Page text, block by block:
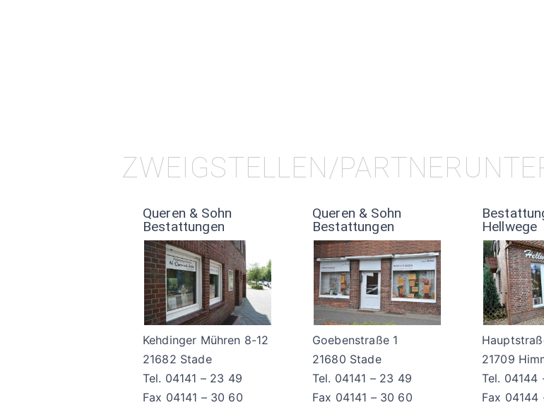
ZWEIGSTELLEN/
Queren & Sohn
Bestattungen
Kehdinger Mühren 8-12
21682 Stade
Tel. 04141 – 23 49
Fax 04141 – 30 60
Queren & Sohn
Bestattungen
Goebenstraße 1
21680 Stade
Tel. 04141 – 23 49
Fax 04141 – 30 60
Hellwege
21709
Tel. 04144
Fax 04144